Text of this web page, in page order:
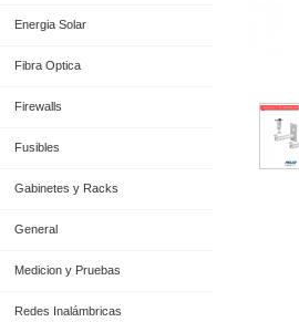
Energia Solar
Fibra Optica
Firewalls
Fusibles
Gabinetes y Racks
General
Medicion y Pruebas
Redes Inalámbricas